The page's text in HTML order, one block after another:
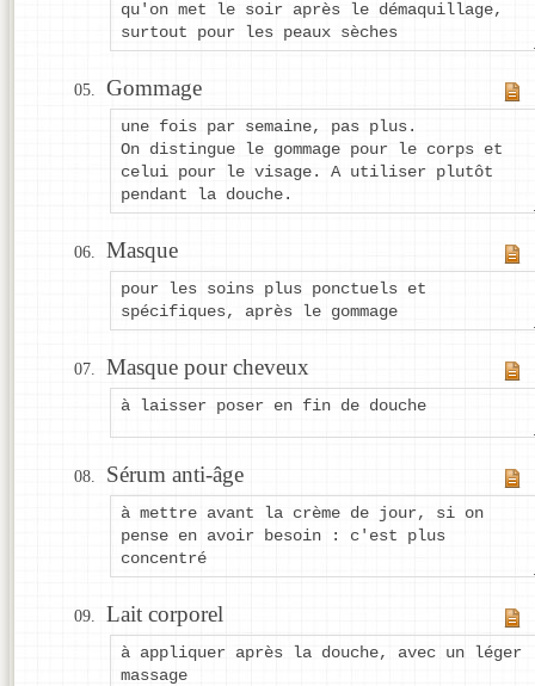
qu'on met le soir après le démaquillage,
surtout pour les peaux sèches
Gommage
une fois par semaine, pas plus.
On distingue le gommage pour le corps et
celui pour le visage. A utiliser plutôt
pendant la douche.
Masque
pour les soins plus ponctuels et
spécifiques, après le gommage
Masque pour cheveux
à laisser poser en fin de douche
Sérum anti-âge
à mettre avant la crème de jour, si on
pense en avoir besoin : c'est plus
concentré
Lait corporel
à appliquer après la douche, avec un léger
massage